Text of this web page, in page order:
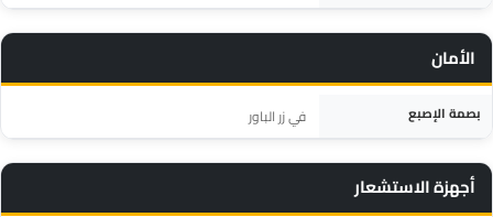
الأمان
المواصفة
بصمة الإصبع في زر الباور
أجهزة الاستشعار